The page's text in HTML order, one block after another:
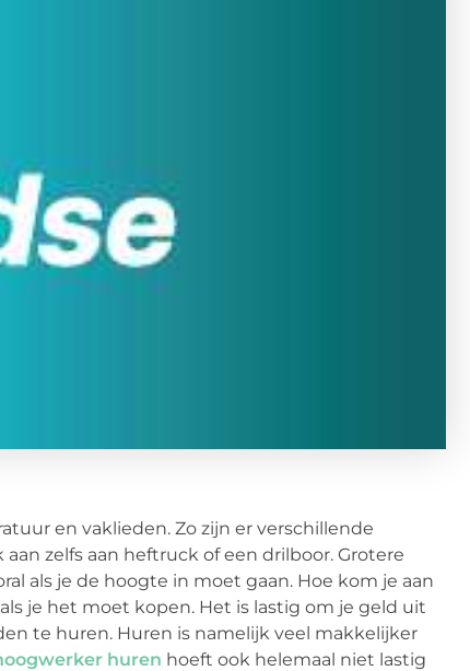
en vaklieden. Zo zijn er verschillende
zelfs aan heftruck of een drilboor. Grotere
als je de hoogte in moet gaan. Hoe kom je aan
je het moet kopen. Het is lastig om je geld uit
te huren. Huren is namelijk veel makkelijker
huren hoeft ook helemaal niet lastig